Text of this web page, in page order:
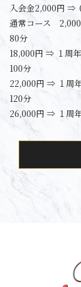
入会金2,000円 ⇒
通常コース
80分
18,000円 ⇒ １周
100分
22,000円 ⇒ １周
120分
26,000円 ⇒ １周